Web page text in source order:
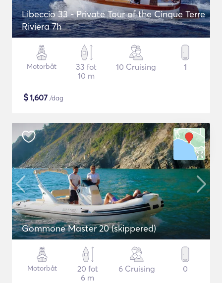
Libeccio 33 - Private Tour of the Cinque Terre
Riviera 7h
Motorbåt
33 fot
10 m
10 Cruising 1
$1,607 /dag
Gommone Master 20 (skippered)
Motorbåt
20 fot
6 m
6 Cruising 0